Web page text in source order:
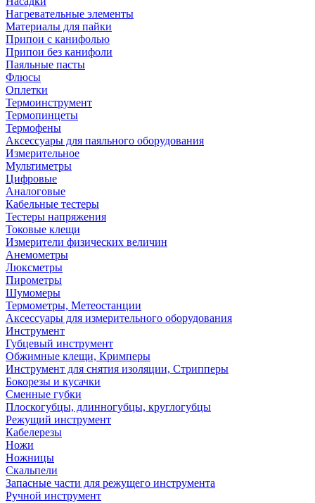
Нагревательные элементы
Материалы для пайки
Припои с канифолью
Припои без канифоли
Паяльные пасты
Флюсы
Оплетки
Термоинструмент
Термопинцеты
Термофены
Аксессуары для паяльного оборудования
Измерительное
Мультиметры
Цифровые
Аналоговые
Кабельные тестеры
Тестеры напряжения
Токовые клещи
Измерители физических величин
Анемометры
Люксметры
Пирометры
Шумомеры
Термометры, Метеостанции
Аксессуары для измерительного оборудования
Инструмент
Губцевый инструмент
Обжимные клещи, Кримперы
Инструмент для снятия изоляции, Стрипперы
Бокорезы и кусачки
Сменные губки
Плоскогубцы, длинногубцы, круглогубцы
Режущий инструмент
Кабелерезы
Ножи
Ножницы
Скальпели
Запасные части для режущего инструмента
Ручной инструмент